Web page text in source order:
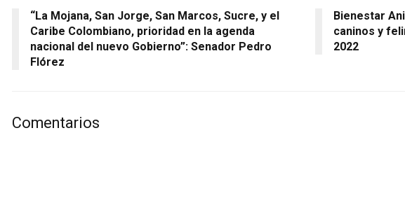
“La Mojana, San Jorge, San Marcos, Sucre, y el
Caribe Colombiano, prioridad en la agenda
nacional del nuevo Gobierno”: Senador Pedro
Flórez
Bienestar
caninos y
2022
Comentarios